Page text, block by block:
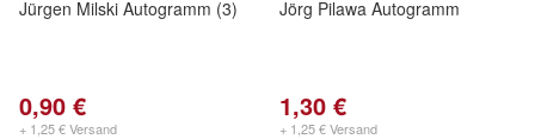
Jürgen Milski Autogramm (3)
0,90 €
+ 1,25 € Versand
Jörg Pilawa Autogramm
1,30 €
+ 1,25 € Versand